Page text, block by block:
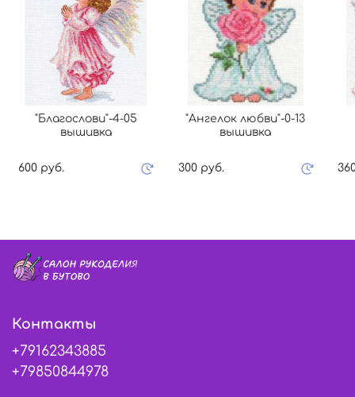
"Благослови"-4-05
вышивка
600 руб.
"Ангелок любви"-0-13
вышивка
300 руб.
Контакты
+79162343885
+79850844978